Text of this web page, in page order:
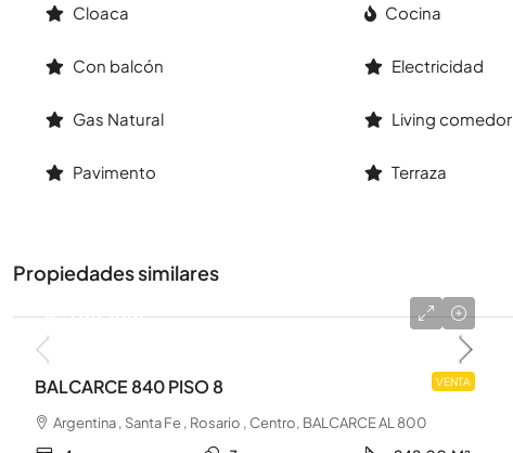
Cloaca Cocina
Con balcón Electricidad
Gas Natural Living comedor
Pavimento Terraza
Propiedades similares
VENTA
u$s 600.000
BALCARCE 840 PISO 8
Argentina , Santa Fe , Rosario , Centro, BALCARCE AL 800